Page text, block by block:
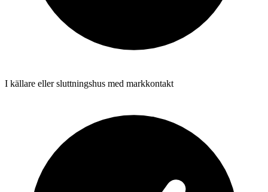
I källare eller sluttningshus med markkontakt